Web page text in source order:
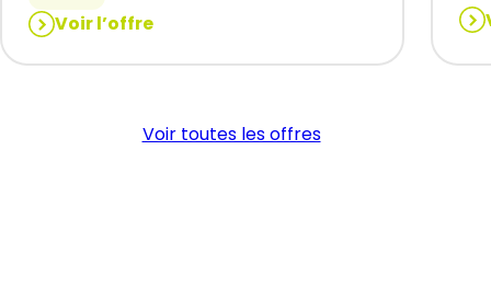
Voir l’offre
:
RESPONSABLE
:
Voir toutes les offres